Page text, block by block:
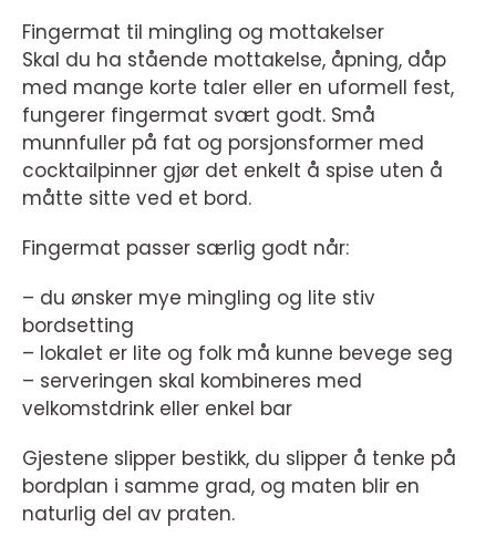
Fingermat til mingling og mottakelser
Skal du ha stående mottakelse, åpning, dåp
med mange korte taler eller en uformell fest,
fungerer fingermat svært godt. Små
munnfuller på fat og porsjonsformer med
cocktailpinner gjør det enkelt å spise uten å
måtte sitte ved et bord.
Fingermat passer særlig godt når:
– du ønsker mye mingling og lite stiv
bordsetting
– lokalet er lite og folk må kunne bevege seg
– serveringen skal kombineres med
velkomstdrink eller enkel bar
Gjestene slipper bestikk, du slipper å tenke på
bordplan i samme grad, og maten blir en
naturlig del av praten.